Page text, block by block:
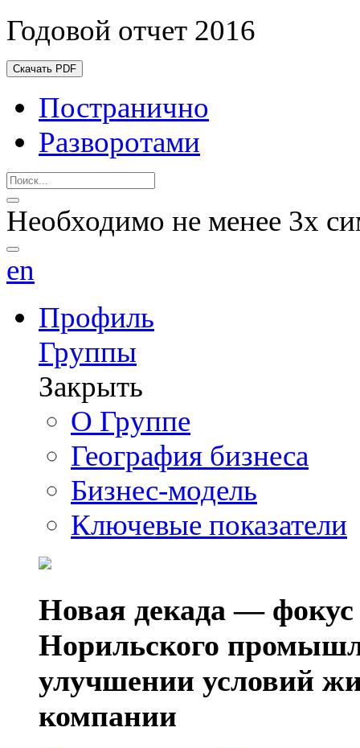
Годовой отчет 2016
Скачать PDF
Постранично
Разворотами
Необходимо не менее 3х
en
Профиль
Группы
Закрыть
О Группе
География бизнеса
Бизнес-модель
Ключевые показатели
Новая декада — фокус
Норильского
улучшении условий
компании